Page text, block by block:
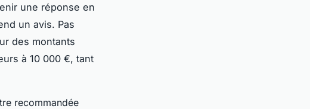
une réponse en
un avis. Pas
des montants
à 10 000 €, tant
recommandée